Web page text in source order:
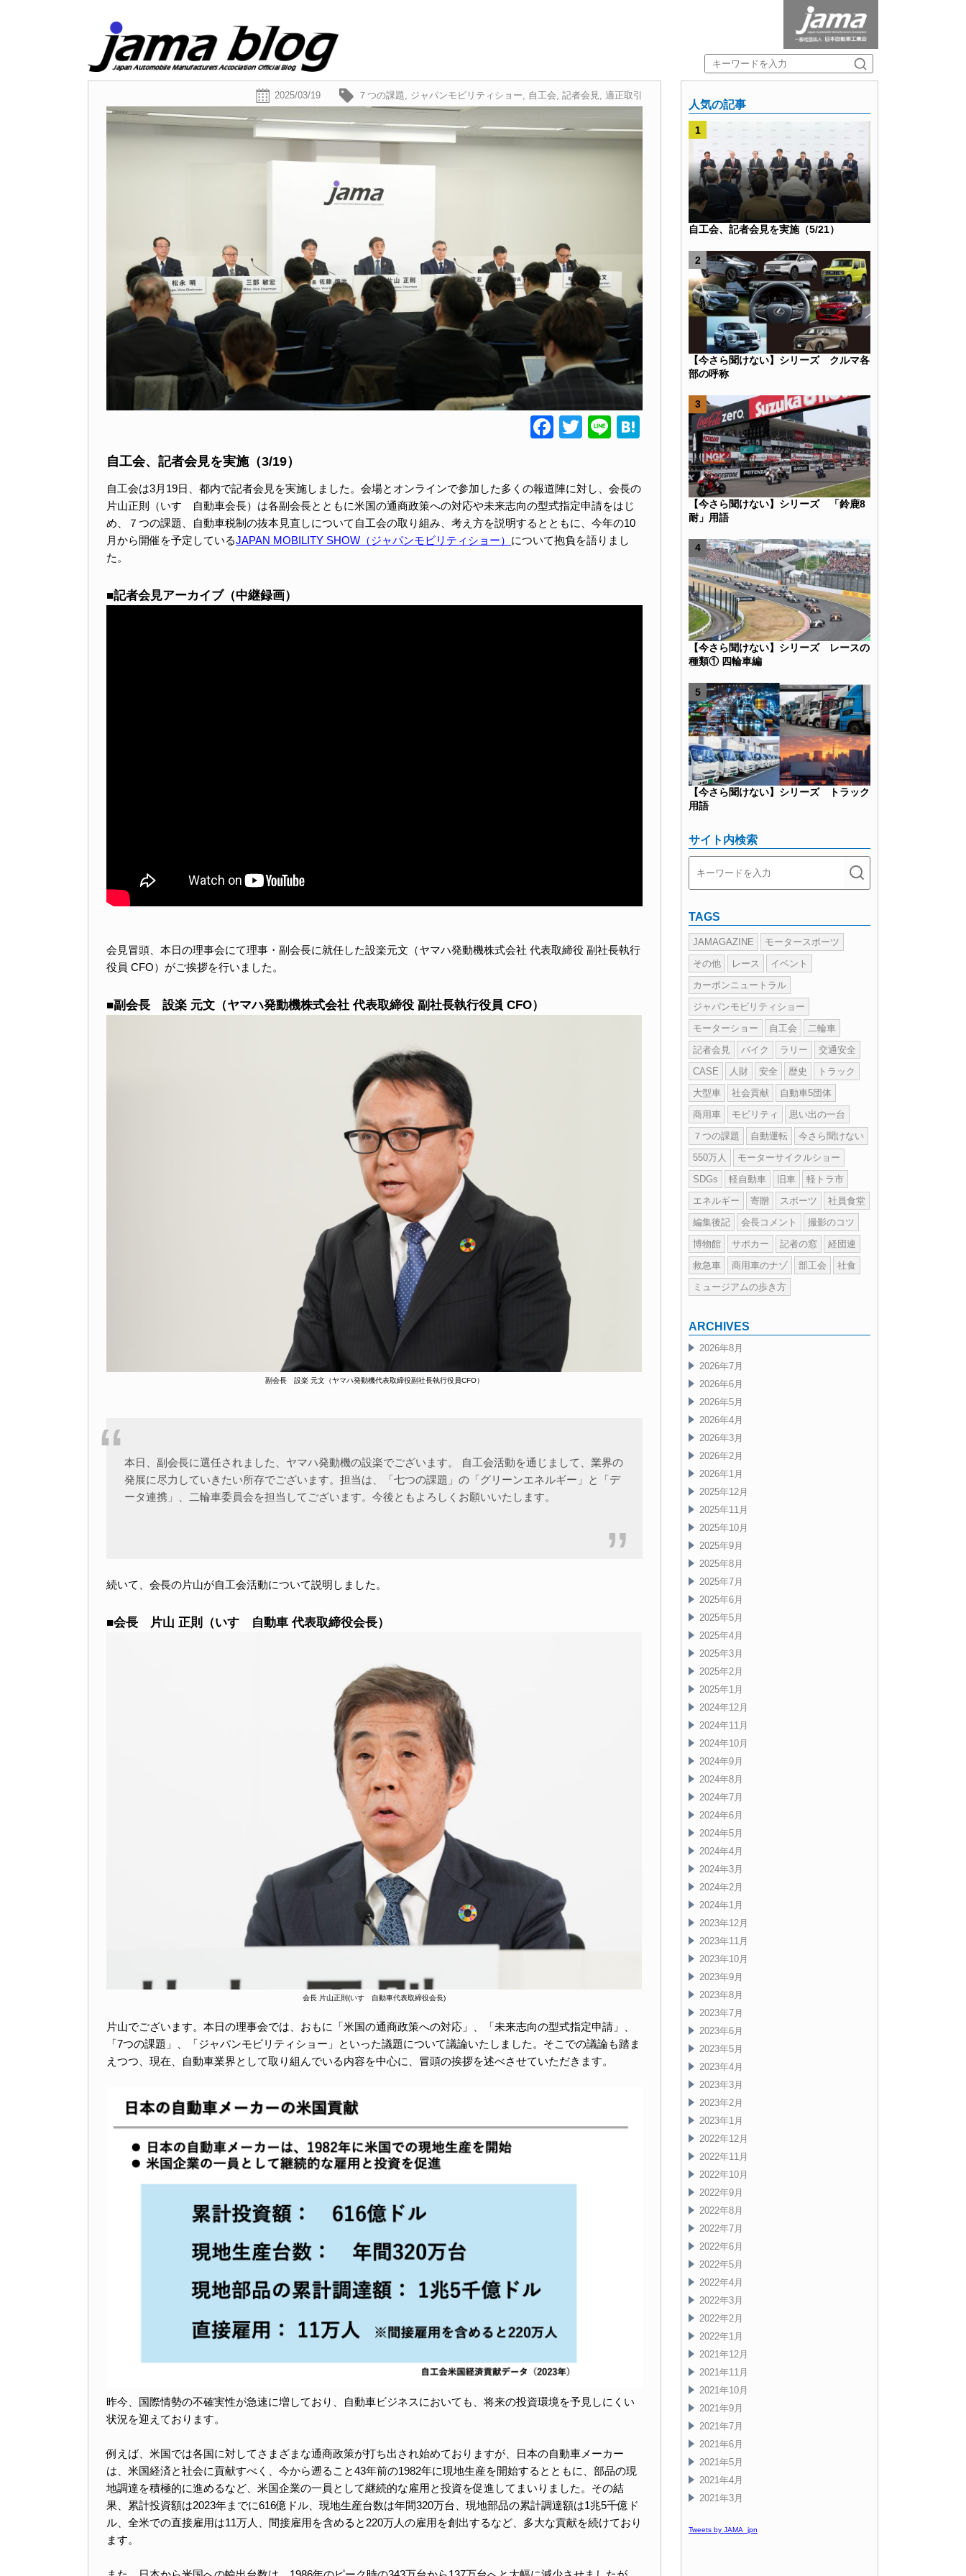
2025/03/19 ７つの課題, ジャパンモビリティショー, 自工会, 記者会見, 適正取引
Facebook
Twitter
Line Hatena
自工会、記者会見を実施（3/19）
自工会は3月19日、都内で記者会見を実施しました。会場とオンラインで参加した多くの報道陣に対し、会長の
片山正則（いすゞ自動車会長）は各副会長とともに米国の通商政策への対応や未来志向の型式指定申請をはじ
め、７つの課題、自動車税制の抜本見直しについて自工会の取り組み、考え方を説明するとともに、今年の10
月から開催を予定しているJAPAN MOBILITY SHOW（ジャパンモビリティショー） について抱負を語りまし
た。
■記者会見アーカイブ（中継録画）
会見冒頭、本日の理事会にて理事・副会長に就任した設楽元文（ヤマハ発動機株式会社 代表取締役 副社長執行
役員 CFO）がご挨拶を行いました。
■副会長 設楽 元文（ヤマハ発動機株式会社 代表取締役 副社長執行役員 CFO）
副会長 設楽 元文（ヤマハ発動機代表取締役副社長執行役員CFO）
本日、副会長に選任されました、ヤマハ発動機の設楽でございます。 自工会活動を通じまして、業界の
発展に尽力していきたい所存でございます。担当は、「七つの課題」の「グリーンエネルギー」と「デ
ータ連携」、二輪車委員会を担当してございます。今後ともよろしくお願いいたします。
続いて、会長の片山が自工会活動について説明しました。
■会長 片山 正則（いすゞ自動車 代表取締役会長）
会長 片山正則(いすゞ自動車代表取締役会長)
片山でございます。本日の理事会では、おもに「米国の通商政策への対応」、「未来志向の型式指定申請」、
「7つの課題」、「ジャパンモビリティショー」といった議題について議論いたしました。そこでの議論も踏ま
えつつ、現在、自動車業界として取り組んでいる内容を中心に、冒頭の挨拶を述べさせていただきます。
昨今、国際情勢の不確実性が急速に増しており、自動車ビジネスにおいても、将来の投資環境を予見しにくい
状況を迎えております。
例えば、米国では各国に対してさまざまな通商政策が打ち出され始めておりますが、日本の自動車メーカー
は、米国経済と社会に貢献すべく、今から遡ること43年前の1982年に現地生産を開始するとともに、部品の現
地調達を積極的に進めるなど、米国企業の一員として継続的な雇用と投資を促進してまいりました。その結
果、累計投資額は2023年までに616億ドル、現地生産台数は年間320万台、現地部品の累計調達額は1兆5千億ド
ル、全米での直接雇用は11万人、間接雇用を含めると220万人の雇用を創出するなど、多大な貢献を続けており
ます。
人気の記事
自工会、記者会見を実施（5/21）
【今さら聞けない】シリーズ クルマ各
部の呼称
【今さら聞けない】シリーズ 「鈴鹿8
耐」用語
【今さら聞けない】シリーズ レースの
種類① 四輪車編
【今さら聞けない】シリーズ トラック
用語
サイト内検索
TAGS
JAMAGAZINE
モータースポーツ
その他
レース
イベント
カーボンニュートラル
ジャパンモビリティショー
モーターショー
自工会
二輪車
記者会見
バイク ラリー
交通安全
CASE
人財 安全 歴史
トラック
大型車
社会貢献
自動車5団体
商用車
モビリティ
思い出の一台
７つの課題
自動運転
今さら聞けない
550万人
モーターサイクルショー
SDGs
軽自動車 旧車
軽トラ市
エネルギー
寄贈 スポーツ
社員食堂
編集後記
会長コメント
撮影のコツ
博物館
サポカー 記者の窓
経団連
救急車
商用車のナゾ 部工会
社食
ミュージアムの歩き方
ARCHIVES
2026年8月
2026年7月
2026年6月
2026年5月
2026年4月
2026年3月
2026年2月
2026年1月
2025年12月
2025年11月
2025年10月
2025年9月
2025年8月
2025年7月
2025年6月
2025年5月
2025年4月
2025年3月
2025年2月
2025年1月
2024年12月
2024年11月
2024年10月
2024年9月
2024年8月
2024年7月
2024年6月
2024年5月
2024年4月
2024年3月
2024年2月
2024年1月
2023年12月
2023年11月
2023年10月
2023年9月
2023年8月
2023年7月
2023年6月
2023年5月
2023年4月
2023年3月
2023年2月
2023年1月
2022年12月
2022年11月
2022年10月
2022年9月
2022年8月
2022年7月
2022年6月
2022年5月
2022年4月
2022年3月
2022年2月
2022年1月
2021年12月
2021年11月
2021年10月
2021年9月
2021年7月
2021年6月
2021年5月
2021年4月
2021年3月
Tweets by JAMA_jpn